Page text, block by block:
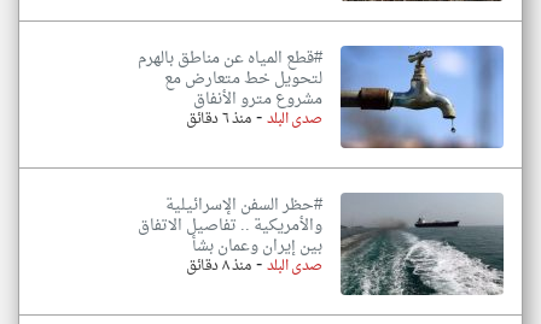
#قطع المياه عن مناطق بالهرم
لتحويل خط متعارض مع
مشروع مترو الأنفاق
صدى البلد-منذ ٦ دقائق
#حظر السفن الإسرائيلية
والأمريكية .. تفاصيل الاتفاق
بين إيران وعمان بشأ
صدى البلد-منذ ٨ دقائق